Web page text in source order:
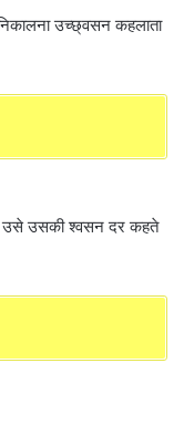
उच्छ्वसन कहलाता
उसे उसकी श्वसन दर कहते